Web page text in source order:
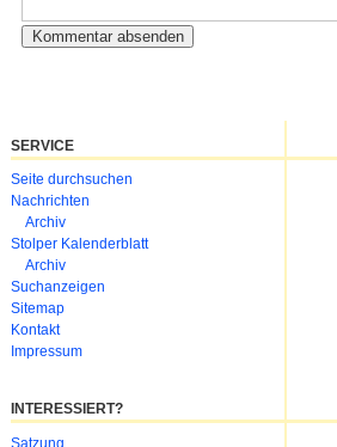
SERVICE
Navigation
überspringen
Seite durchsuchen
Nachrichten
Archiv
Stolper Kalenderblatt
Archiv
Suchanzeigen
Sitemap
Kontakt
Impressum
INTERESSIERT?
Navigation
Satzung